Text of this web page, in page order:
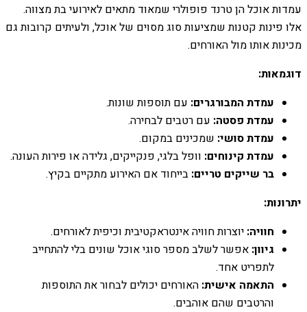
עמדות אוכל הן טרנד פופולרי שמאוד מתאים לאירועי בת מצווה.
אלו פינות קטנות שמציעות סוג מסוים של אוכל, ולעיתים קרובות גם
מכינות אותו מול האורחים.
דוגמאות:
עמדת המבורגרים: עם תוספות שונות.
עמדת פסטה: עם רטבים לבחירה.
עמדת סושי: שמכינים במקום.
עמדת קינוחים: וופל בלגי, פנקייקים, גלידה או פירות העונה.
בר שייקים טריים: בייחוד אם האירוע מתקיים בקיץ.
יתרונות:
חוויה: יוצרות חוויה אינטראקטיבית וכיפית לאורחים.
גיוון: אפשר לשלב מספר סוגי אוכל שונים בלי להתחייב
לתפריט אחד.
התאמה אישית: האורחים יכולים לבחור את התוספות
והרטבים שהם אוהבים.